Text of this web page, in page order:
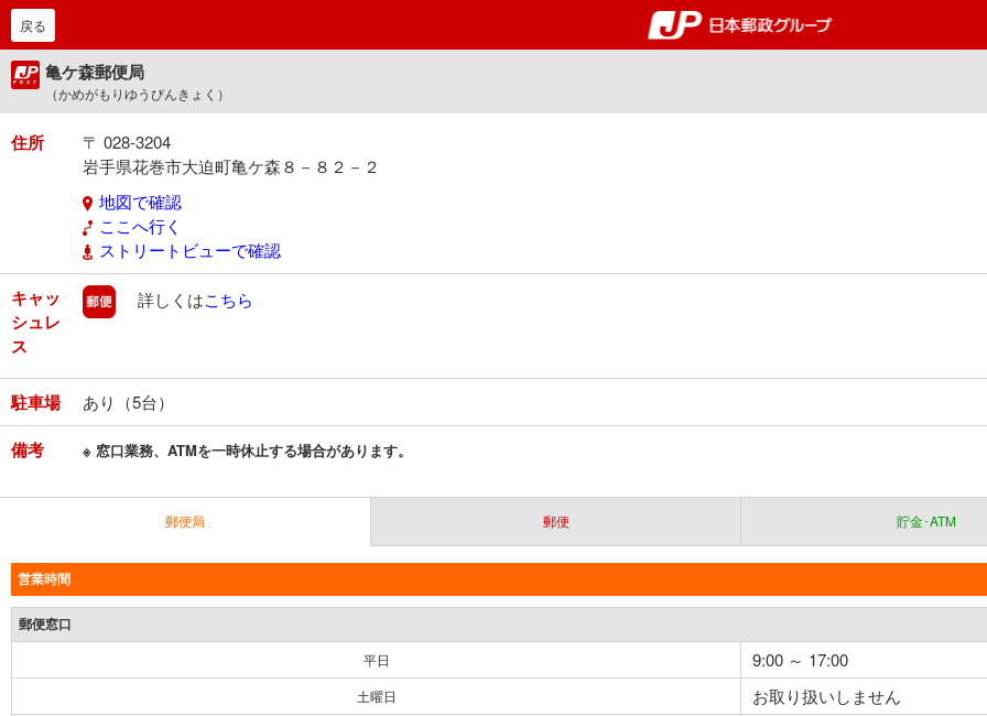
郵便局・日本郵政グルー
戻る
亀ケ森郵便局
（かめがもりゆうびんきょく）
住所
〒 028-3204
岩手県花巻市大迫町亀ケ森８－８２－２
地図で確認
ここへ行く
ストリートビューで確認
キャッ
シュレ
ス
郵便
詳しくはこちら
駐車場 あり（5台）
備考 ※ 窓口業務、ATMを一時休止する場合があります。
郵便局 郵便 貯金･ATM
営業時間
郵便窓口
平日 9:00 ～ 17:00
土曜日 お取り扱いしません